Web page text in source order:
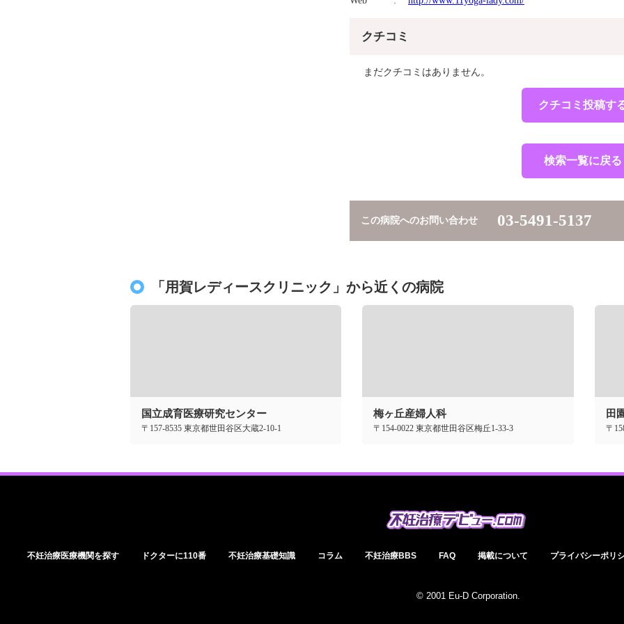
クチコミ
まだクチコミはありません。
クチコミ投稿す
検索一覧に戻る
この病院へのお問い合わせ 03-5491-5137
「用賀レディースクリニック」から近くの病院
国立成育医療研究センター
〒157-8535 東京都世田谷区大蔵2-10-1
梅ヶ丘産婦人科
〒154-0022 東京都世田谷区梅丘1-33-3
田
不妊治療医療機関を探す ドクターに110番 不妊治療基礎知識 コラム 不妊治療BBS FAQ 掲載について プライバシーポリ
© 2001 Eu-D Corporation.